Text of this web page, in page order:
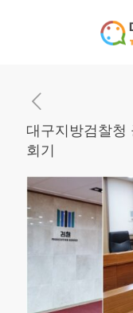
대구지방검찰청
회기